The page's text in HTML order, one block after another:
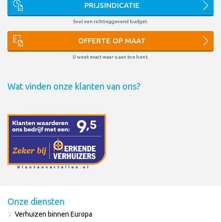
PRIJSINDICATIE
Snel een richtinggevend budget.
OFFERTE OP MAAT
U weet exact waar u aan toe bent.
Wat vinden onze klanten van ons?
Onze diensten
Verhuizen binnen Europa